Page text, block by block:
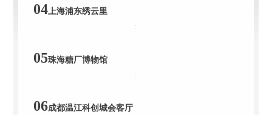
04 上海浦东绣云里
05珠海糖厂博物馆
06成都温江科创城会客厅